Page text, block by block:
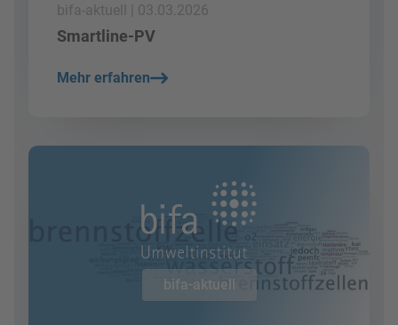
bifa-aktuell | 03.03.2026
Smartline-PV
Mehr erfahren
bifa-aktuell